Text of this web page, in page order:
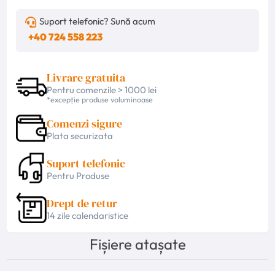
Suport telefonic? Sună acum
+40 724 558 223
Livrare gratuita
Pentru comenzile > 1000 lei
*excepție produse voluminoase
Comenzi sigure
Plata securizata
Suport telefonic
Pentru Produse
Drept de retur
14 zile calendaristice
Fișiere atașate